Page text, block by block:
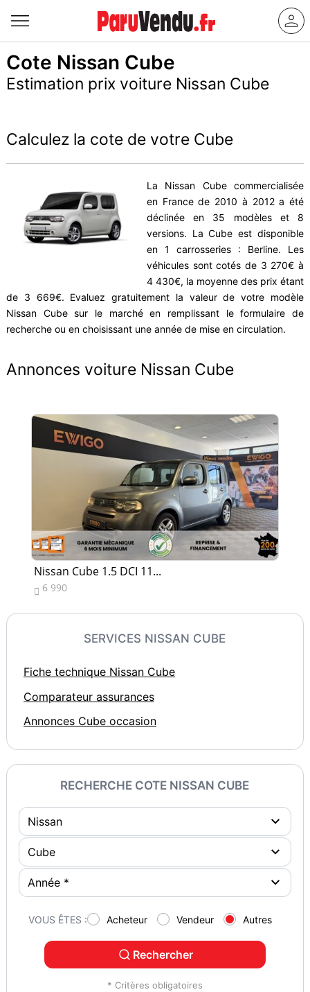
Cote Nissan Cube
Estimation prix voiture Nissan Cube
Calculez la cote de votre Cube
La Nissan Cube commercialisée
en France de 2010 à 2012 a été
déclinée en 35 modèles et 8
versions. La Cube est disponible
en 1 carrosseries : Berline. Les
véhicules sont cotés de 3 270€ à
4 430€, la moyenne des prix étant
de 3 669€. Evaluez gratuitement la valeur de votre modèle
Nissan Cube sur le marché en remplissant le formulaire de
recherche ou en choisissant une année de mise en circulation.
Annonces voiture Nissan Cube
Nissan Cube 1.5 DCI 11...
 6 990
RECHERCHE COTE NISSAN CUBE
VOUS ÊTES : Acheteur Vendeur Autres
Rechercher
* Critères obligatoires
SERVICES NISSAN CUBE
Fiche technique Nissan Cube
Comparateur assurances
Annonces Cube occasion